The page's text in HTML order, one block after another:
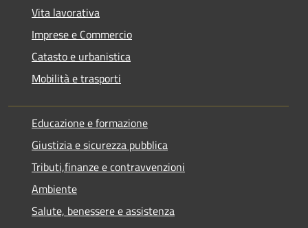
Vita lavorativa
Imprese e Commercio
Catasto e urbanistica
Mobilità e trasporti
Educazione e formazione
Giustizia e sicurezza pubblica
Tributi,finanze e contravvenzioni
Ambiente
Salute, benessere e assistenza